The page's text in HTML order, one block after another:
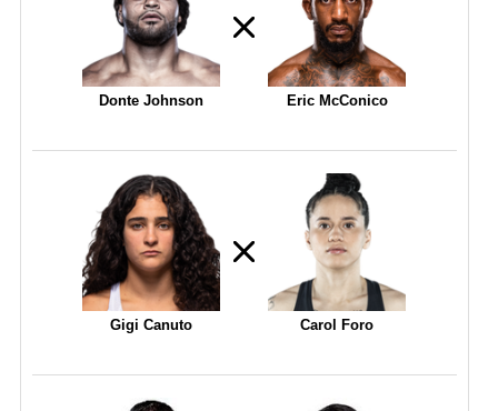
Donte Johnson Eric McConico
Gigi Canuto Carol Foro